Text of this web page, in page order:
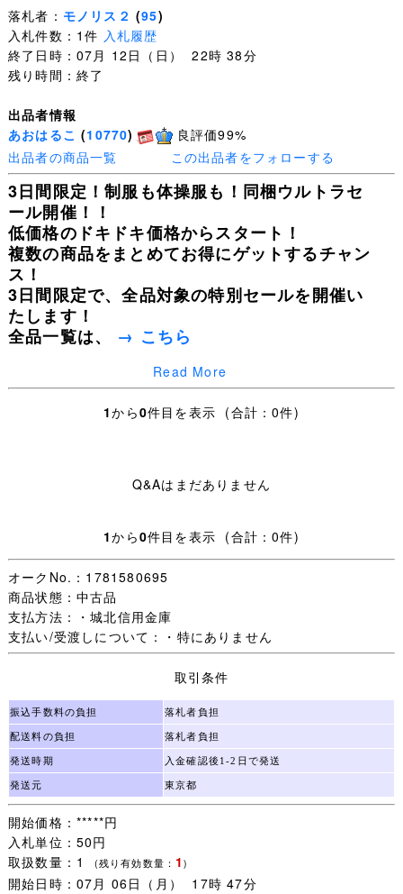
落札者： モノリス２ (95)
入札件数：1件 入札履歴
終了日時：07月 12日（日） 22時 38分
残り時間：終了
出品者情報
あおはるこ (10770)
良評価99%
出品者の商品一覧
この出品者をフォローする
3日間限定！制服も体操服も！同梱ウルトラセ
ール開催！！
低価格のドキドキ価格からスタート！
複数の商品をまとめてお得にゲットするチャン
ス！
3日間限定で、全品対象の特別セールを開催い
たします！
全品一覧は、
→ こちら
皆様の入札を心よりお待ちしております！
サイズ / Ｍサイズ
実寸サイズ/ 着丈約６４cm、身幅４９約cm、肩幅約３９.
５cm、袖丈約５７cm
状態 / 特に問題なく着用可能です。
女の子の苗字はオレンジ色、名前はピンク色、
男の子の苗字は青色、名前は水色のモザイクで加工してお
ります。
★ご要望にお応えし、シワの目立つ商品につきましては丁
寧にアイロンをかけ、できる限りシワを取った状態で出品
しております。
■配送方法■
Read More
1から0件目を表示 (合計：0件)
Q&Aはまだありません
1から0件目を表示 (合計：0件)
オークNo.：1781580695
商品状態：中古品
支払方法：・城北信用金庫
支払い/受渡しについて：・特にありません
取引条件
振込手数料の負担 落札者負担
配送料の負担 落札者負担
発送時期 入金確認後1-2日で発送
発送元 東京都
開始価格：*****円
入札単位：50円
取扱数量：1
(残り有効数量： 1)
開始日時：07月 06日（月） 17時 47分